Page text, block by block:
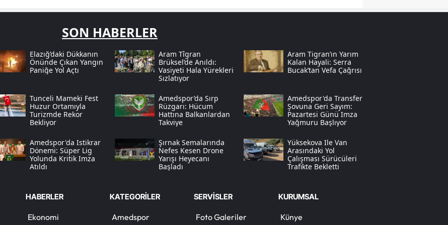
Sinop
Tekirdağ
Tokat
Trabzon
Tunceli
Uşak
Van
SON HABERLER
Elazığ’daki Dükkanın
Önünde Çıkan Yangın
Paniğe Yol Açtı
Aram Tîgran
Brüksel’de Anıldı:
Vasiyeti Hala Yürekleri
Sızlatıyor
Aram Tigran’ın Yarım
Kalan Hayali: Serra
Bucak’tan Vefa Çağrısı
Tunceli Mameki Fest
Huzur Ortamıyla
Turizmde Rekor
Bekliyor
Amedspor’da Sırp
Rüzgarı: Hücum
Hattına Balkanlardan
Takviye
Amedspor'da Transfer
Şovuna Geri Sayım:
Pazartesi Günü Imza
Yağmuru Başlıyor
Amedspor'da Istikrar
Dönemi: Süper Lig
Yolunda Kritik Imza
Atıldı
Şırnak Semalarında
Nefes Kesen Drone
Yarışı Heyecanı
Başladı
Yüksekova Ile Van
Arasındaki Yol
Çalışması Sürücüleri
Trafikte Bekletti
HABERLER
Ekonomi
KATEGORİLER
Amedspor
SERVİSLER
Foto Galeriler
KURUMSAL
Künye